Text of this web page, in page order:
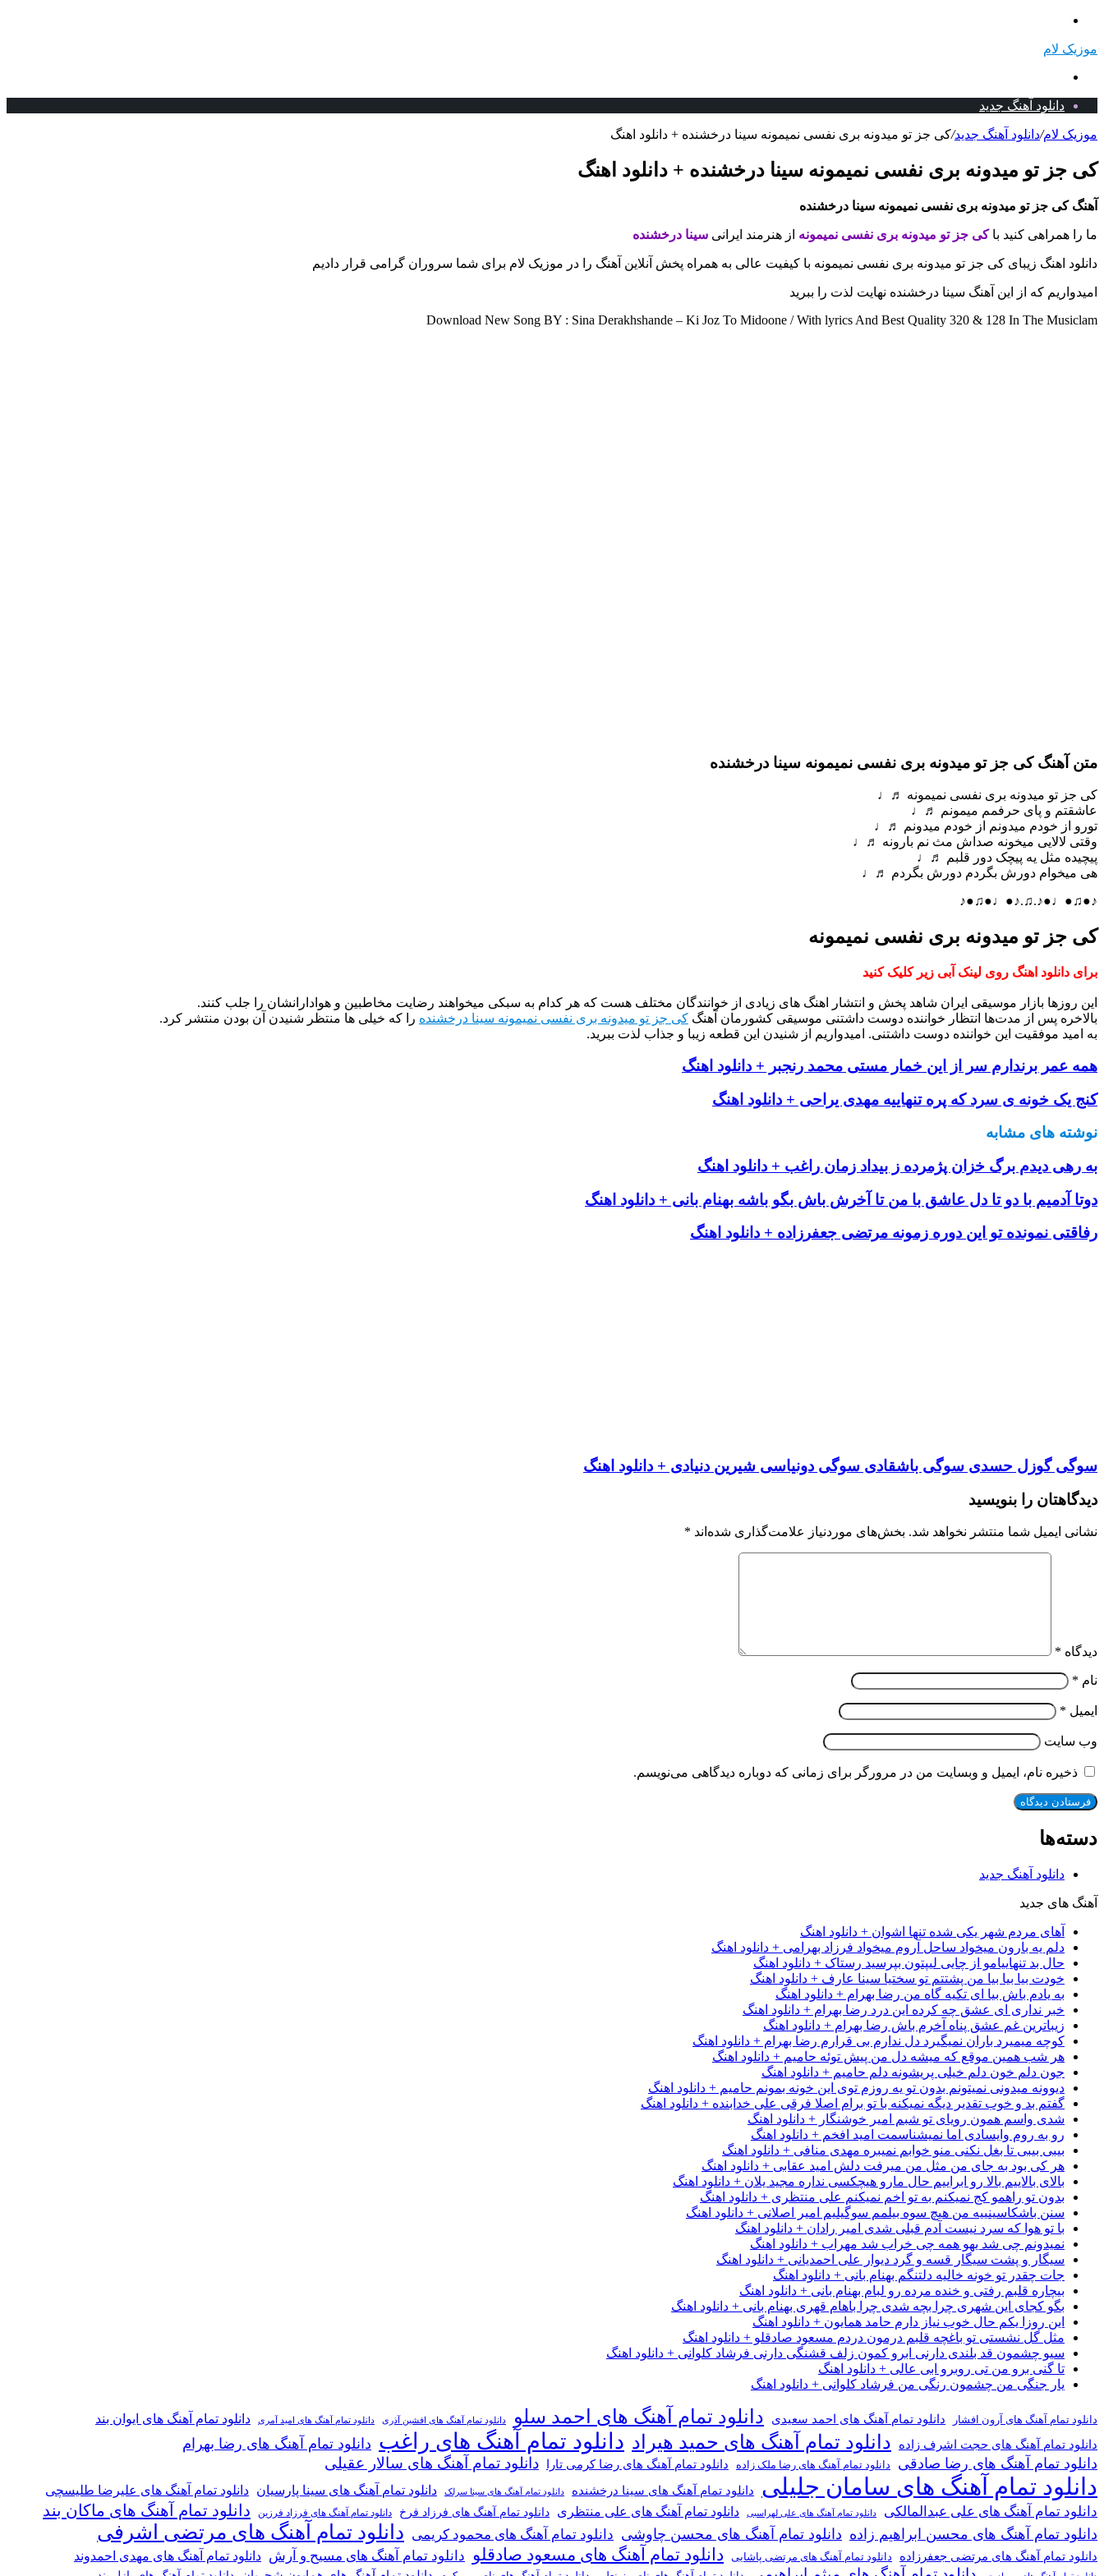
موزیک لام
دانلود آهنگ جدید
موزیک لام/دانلود آهنگ جدید/کی جز تو میدونه بری نفسی نمیمونه سینا درخشنده + دانلود اهنگ
کی جز تو میدونه بری نفسی نمیمونه سینا درخشنده + دانلود اهنگ
آهنگ کی جز تو میدونه بری نفسی نمیمونه سینا درخشنده
ما را همراهی کنید باکی جز تو میدونه بری نفسی نمیمونه از هنرمند ایرانی سینا درخشنده
دانلود اهنگ زیبای کی جز تو میدونه بری نفسی نمیمونه با کیفیت عالی به همراه پخش آنلاین آهنگ را در موزیک لام برای شما سروران گرامی قرار دادیم
امیدواریم که از این آهنگ سینا درخشنده نهایت لذت را ببرید
Download New Song BY : Sina Derakhshande – Ki Joz To Midoone / With lyrics And Best Quality 320 & 128 In The Musiclam
متن آهنگ کی جز تو میدونه بری نفسی نمیمونه سینا درخشنده
کی جز تو میدونه بری نفسی نمیمونه ♬♩
عاشقتم و پای حرفمم میمونم ♬♩
تورو از خودم میدونم از خودم میدونم ♬♩
وقتی لالایی میخونه صداش مث نم بارونه ♬♩
پیچیده مثل یه پیچک دور قلبم ♬♩
هی میخوام دورش بگردم دورش بگردم ♬♩
♪●♫●♩●♪.♫.♪●♩●♫●♪
کی جز تو میدونه بری نفسی نمیمونه
برای دانلود اهنگ روی لینک آبی زیر کلیک کنید
این روزها بازار موسیقی ایران شاهد پخش و انتشار اهنگ های زیادی از خوانندگان مختلف هست که هر کدام به سبکی میخواهند رضایت مخاطبین و هوادارانشان را جلب کنند.
بالاخره پس از مدت‌ها انتظار خواننده دوست داشتنی موسیقی کشورمان آهنگ کی جز تو میدونه بری نفسی نمیمونه سینا درخشنده را که خیلی ها منتظر شنیدن آن بودن منتشر کرد.
به امید موفقیت این خواننده دوست داشتنی. امیدواریم از شنیدن این قطعه زیبا و جذاب لذت ببرید.
همه عمر برندارم سر از این خمار مستی محمد رنجبر + دانلود اهنگ
کنج یک خونه ی سرد که پره تنهاییه مهدی یراحی + دانلود اهنگ
نوشته های مشابه
به رهی دیدم برگ خزان پژمرده ز بیداد زمان راغب + دانلود اهنگ
دوتا آدمیم با دو تا دل عاشق با من تا آخرش باش بگو باشه بهنام بانی + دانلود اهنگ
رفاقتی نمونده تو این دوره زمونه مرتضی جعفرزاده + دانلود اهنگ
سوگی گوزل حسدی سوگی باشقادی سوگی دونیاسی شیرین دنیادی + دانلود اهنگ
دیدگاهتان را بنویسید
نشانی ایمیل شما منتشر نخواهد شد. بخش‌های موردنیاز علامت‌گذاری شده‌اند *
دیدگاه *
نام *
ایمیل *
وب‌ سایت
ذخیره نام، ایمیل و وبسایت من در مرورگر برای زمانی که دوباره دیدگاهی می‌نویسم.
دسته‌ها
دانلود آهنگ جدید
آهنگ های جدید
آهای مردم شهر یکی شده تنها اشوان + دانلود اهنگ
دلم یه بارون میخواد ساحل آروم میخواد فرزاد بهرامی + دانلود اهنگ
حال بد تنهاییامو از چایی لیپتون بپرسید رستاک + دانلود اهنگ
خودت بیا بیا بیا من پشتتم تو سختیا سینا عارف + دانلود اهنگ
به یادم باش بیا ای تکیه گاه من رضا بهرام + دانلود اهنگ
خبر نداری ای عشق چه کرده این درد رضا بهرام + دانلود اهنگ
زیباترین غم عشق پناه آخرم باش رضا بهرام + دانلود اهنگ
کوچه میمیرد باران نمیگیرد دل ندارم بی قرارم رضا بهرام + دانلود اهنگ
هر شب همین موقع که میشه دل من پیش توئه حامیم + دانلود اهنگ
جون دلم خون دلم خیلی پریشونه دلم حامیم + دانلود اهنگ
دیوونه میدونی نمیتونم بدون تو یه روزم توی این خونه بمونم حامیم + دانلود اهنگ
گفتم بد و خوب تقدیر دیگه نمیکنه با تو برام اصلا فرقی علی خدابنده + دانلود اهنگ
شدی واسم همون رویای تو شبم امیر خوشنگار + دانلود اهنگ
رو به روم وایسادی اما نمیشناسمت امید افخم + دانلود اهنگ
بیبی بیبی تا بغل نکنی منو خوابم نمیبره مهدی منافی + دانلود اهنگ
هر کی بود به جای من مثل من میرفت دلش امید عقابی + دانلود اهنگ
بالای بالاییم بالا رو ابراییم حال مارو هیچکسی نداره مجید یلان + دانلود اهنگ
بدون تو راهمو کج نمیکنم به تو اخم نمیکنم علی منتظری + دانلود اهنگ
سنن باشکاسینییه من هیچ سوه بیلمم سوگیلیم امیر اصلانی + دانلود اهنگ
با تو هوا که سرد نیست آدم قبلی شدی امیر رادان + دانلود اهنگ
نمیدونم چی شد یهو همه چی خراب شد مهراب + دانلود اهنگ
سیگار و پشت سیگار قسه و گرد دیوار علی احمدیانی + دانلود اهنگ
جات چقدر تو خونه خالیه دلتنگم بهنام بانی + دانلود اهنگ
بیچاره قلبم رفتی و خنده مرده رو لبام بهنام بانی + دانلود اهنگ
بگو کجای این شهری چرا بچه شدی چرا باهام قهری بهنام بانی + دانلود اهنگ
این روزا یکم حال خوب نیاز دارم حامد همایون + دانلود اهنگ
مثل گل نشستی تو باغچه قلبم درمون دردم مسعود صادقلو + دانلود اهنگ
سیو چشمون قد بلندی دارنی ابرو کمون زلف قشنگی دارنی فرشاد کلوانی + دانلود اهنگ
تا گنی برو من تی روبرو ابی عالی + دانلود اهنگ
یار جنگی من چشمون رنگی من فرشاد کلوانی + دانلود اهنگ
دانلود تمام آهنگ های آرون افشار دانلود تمام آهنگ های احمد سعیدی دانلود تمام آهنگ های احمد سلو دانلود تمام آهنگ های افشین آذری دانلود تمام آهنگ های امید آمری دانلود تمام آهنگ های ایوان بند
دانلود تمام آهنگ های حجت اشرف زاده دانلود تمام آهنگ های حمید هیراد دانلود تمام آهنگ های راغب دانلود تمام آهنگ های رضا بهرام
دانلود تمام آهنگ های رضا صادقی
دانلود تمام آهنگ های رضا ملک زاده دانلود تمام آهنگ های رضا کرمی تارا دانلود تمام آهنگ های سالار عقیلی
دانلود تمام آهنگ های سامان جلیلی دانلود تمام آهنگ های سینا درخشنده دانلود تمام آهنگ های سینا سرلک دانلود تمام آهنگ های سینا پارسیان دانلود تمام آهنگ های علیرضا طلیسچی
دانلود تمام آهنگ های علی عبدالمالکی دانلود تمام آهنگ های علی لهراسبی دانلود تمام آهنگ های علی منتظری دانلود تمام آهنگ های فرزاد فرخ دانلود تمام آهنگ های فرزاد فرزین دانلود تمام آهنگ های ماکان بند
دانلود تمام آهنگ های محسن ابراهیم زاده دانلود تمام آهنگ های محسن چاوشی دانلود تمام آهنگ های محمود کریمی دانلود تمام آهنگ های مرتضی اشرفی
دانلود تمام آهنگ های مرتضی جعفرزاده دانلود تمام آهنگ های مرتضی پاشایی دانلود تمام آهنگ های مسعود صادقلو دانلود تمام آهنگ های مسیح و آرش دانلود تمام آهنگ های مهدی احمدوند